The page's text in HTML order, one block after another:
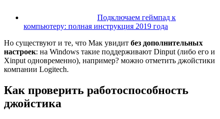
Подключаем геймпад к
компьютеру: полная инструкция 2019 года
Но существуют и те, что Мак увидит без дополнительных
настроек: на Windows такие поддерживают Dinput (либо его и
Xinput одновременно), например? можно отметить джойстики
компании Logitech.
Как проверить работоспособность
джойстика